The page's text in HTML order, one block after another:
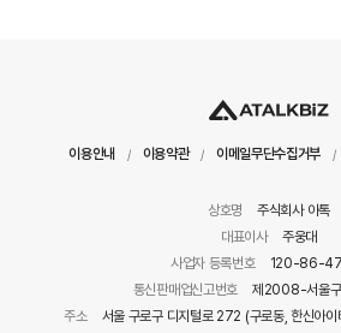
이용안내 / 이용약관 / 이메일무단수집거부 /
상호명
주식회사 아톡
대표이사
주웅대
사업자 등록번호
120-86-
통신판매업신고번호
제2008-서울
주소
서울 구로구 디지털로 272 (구로동, 한신아